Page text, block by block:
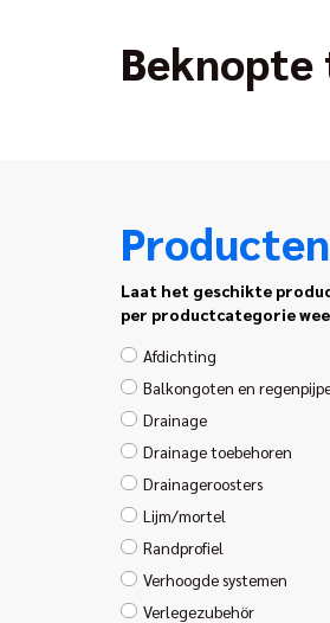
Producten
Laat het geschikte
per productcategorie
Afdichting
Balkongoten en
Drainage
Drainage toebehoren
Drainageroosters
Lijm/mortel
Randprofiel
Verhoogde systemen
Verlegezubehör